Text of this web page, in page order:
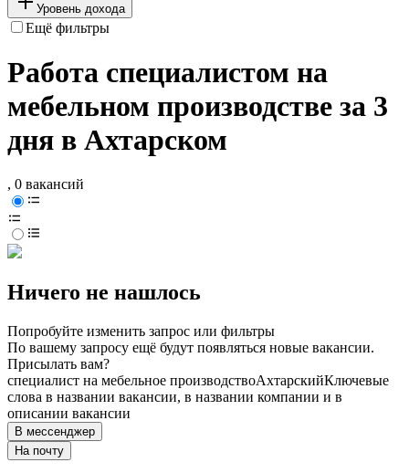
Уровень дохода
Ещё фильтры
Работа специалистом на
мебельном производстве за 3
дня в Ахтарском
, 0 вакансий
Ничего не нашлось
Попробуйте изменить запрос или фильтры
По вашему запросу ещё будут появляться новые вакансии.
Присылать вам?
специалист на мебельное производствоАхтарскийКлючевые
слова в названии вакансии, в названии компании и в
описании вакансии
В мессенджер
На почту